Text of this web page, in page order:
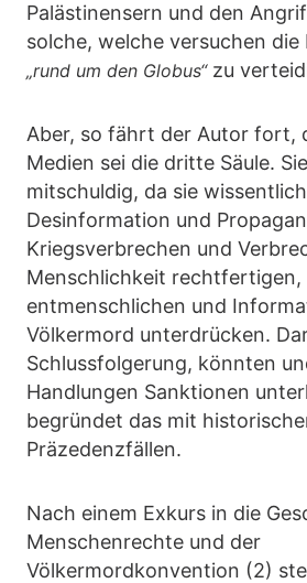
Palästinensern und den
solche, welche versuchen
„rund um den Globus“zu
Aber, so fährt der Autor fort,
Medien sei die dritte Säule.
mitschuldig, da sie
Desinformation und
Kriegsverbrechen und
Menschlichkeit rechtfertigen,
entmenschlichen und
Völkermord unterdrücken.
Schlussfolgerung, könnten
Handlungen Sanktionen
begründet das mit
Präzedenzfällen.
Nach einem Exkurs in die
Menschenrechte und der
Völkermordkonvention (2)